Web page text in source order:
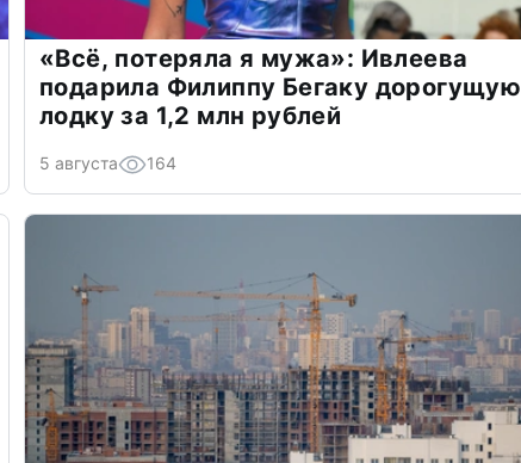
«Всё, потеряла я мужа»: Ивлеева
подарила Филиппу Бегаку дорогущую
лодку за 1,2 млн рублей
5 августа 164